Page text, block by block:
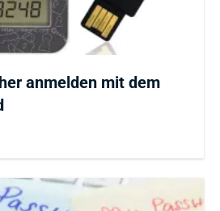
anmelden mit dem